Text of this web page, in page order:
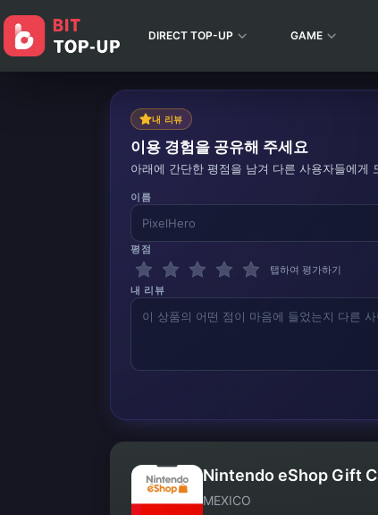
DIRECT TOP-UP GAME
내 리뷰
이용 경험을 공유해 주세요
아래에 간단한 평점을 남겨 다른 사용자들에게
이름
평점
탭하여 평가하기
내 리뷰
Nintendo eShop Gift
MEXICO